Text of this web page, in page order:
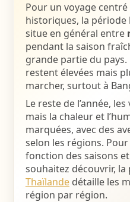
Pour un voyage
historiques, la
situe en général entre
pendant la saison
grande partie du
restent élevées mais
marcher, surtout à
Le reste de l’année,
mais la chaleur et
marquées, avec des
selon les régions.
fonction des saisons
souhaitez découvrir, la
Thaïlandedétaille les
région par région.